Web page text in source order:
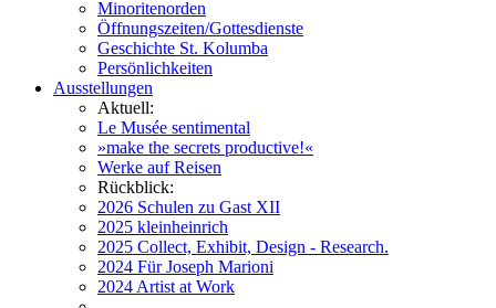
Minoritenorden
Öffnungszeiten/Gottesdienste
Geschichte St. Kolumba
Persönlichkeiten
Ausstellungen
Aktuell:
Le Musée sentimental
»make the secrets productive!«
Werke auf Reisen
Rückblick:
2026 Schulen zu Gast XII
2025 kleinheinrich
2025 Collect, Exhibit, Design - Research.
2024 Für Joseph Marioni
2024 Artist at Work